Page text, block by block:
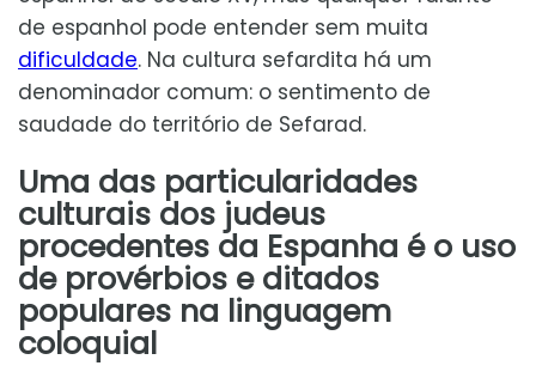
de espanhol pode entender sem muita
dificuldade. Na cultura sefardita há um
denominador comum: o sentimento de
saudade do território de Sefarad.
Uma das particularidades
culturais dos judeus
procedentes da Espanha é o uso
de provérbios e ditados
populares na linguagem
coloquial